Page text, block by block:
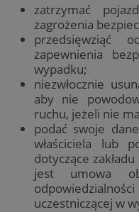
zatrzymać
zagrożenia
przedsięwziąć
zapewnienia
wypadku;
niezwłocznie
aby nie
ruchu, jeżeli nie
podać swoje
właściciela lub
dotyczące
jest umowa
uczestniczącej w